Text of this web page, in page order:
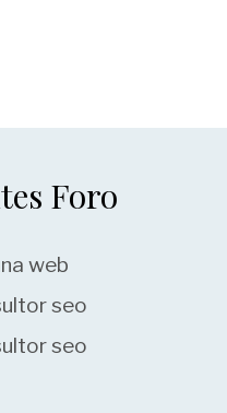
Foro
web
seo
seo